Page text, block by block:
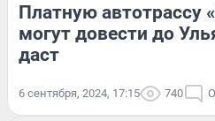
Платную автотрассу
могут довести до
даст
6 сентября, 2024, 17:15 740